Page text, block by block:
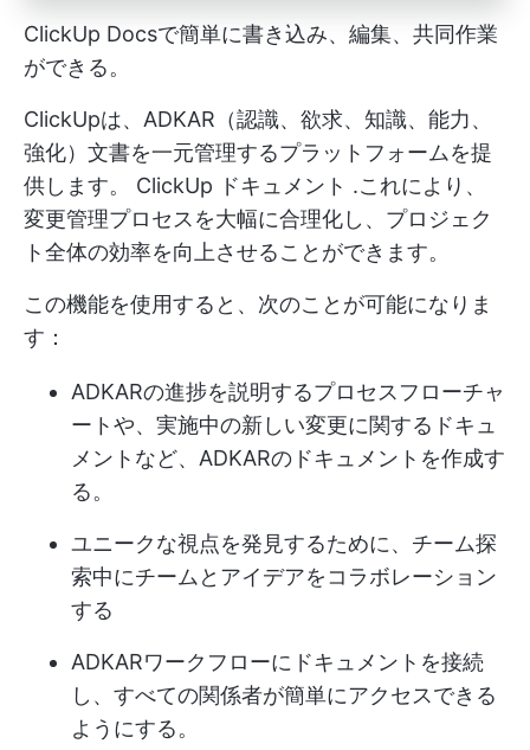
ClickUp Docsで簡単に書き込み、編集、共同作業
ができる。
ClickUpは、ADKAR（認識、欲求、知識、能力、
強化）文書を一元管理するプラットフォームを提
供します。 ClickUp ドキュメント .これにより、
変更管理プロセスを大幅に合理化し、プロジェク
ト全体の効率を向上させることができます。
この機能を使用すると、次のことが可能になりま
す：
ADKARの進捗を説明するプロセスフローチャ
ートや、実施中の新しい変更に関するドキュ
メントなど、ADKARのドキュメントを作成す
る。
ユニークな視点を発見するために、チーム探
索中にチームとアイデアをコラボレーション
する
ADKARワークフローにドキュメントを接続
し、すべての関係者が簡単にアクセスできる
ようにする。